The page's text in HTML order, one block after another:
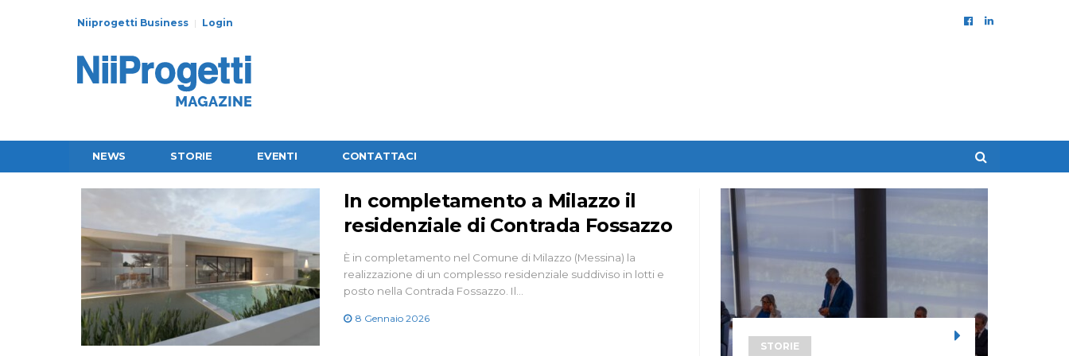
Niiprogetti Business Login
NEWS STORIE EVENTI CONTATTACI
In completamento a Milazzo il
residenziale di Contrada Fossazzo
È in completamento nel Comune di Milazzo (Messina) la
realizzazione di un complesso residenziale suddiviso in lotti e
posto nella Contrada Fossazzo. Il…
8 Gennaio 2026
STORIE